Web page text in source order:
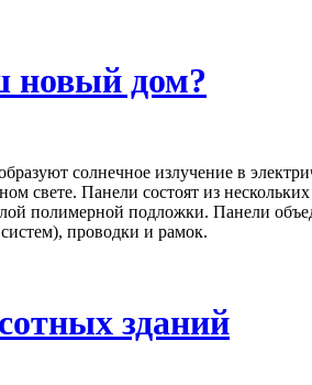
новый дом?
солнечное излучение в
свете. Панели состоят из
полимерной подложки. Панели
проводки и рамок.
зданий